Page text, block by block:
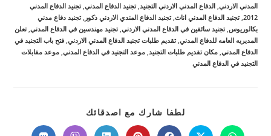
المدني الاردني الدفاع المدني الاردني التجنيد تجنيد الدفاع المدني تجنيد الدفاع المدني
2012 تجنيد الدفاع المدني اناث تجنيد الدفاع المندي الاردني ذكور
تجنيد دفاع مدني
بكالوريوس تجنيد سائقين في الدفاع المدني الاردني تجنيد مهندسين في الدفاع المدني تعلن
المديريه العامه للدفاع المدني تقديم طلبات تجنيد الدفاع المدني الاردني فتح باب التجنيد في
الدفاع المدني مكان تقديم طلبات التجنيد موعد التجنيد في الدفاع المدني موعد مقابلات
التجنيد في الدفاع المدني
لطفا شارك مع اصدقائك
THIS